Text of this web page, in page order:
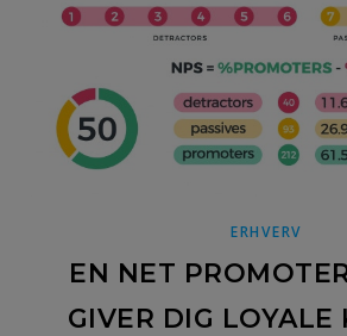
ERHVERV
EN NET
GIVER DIG LOYALE